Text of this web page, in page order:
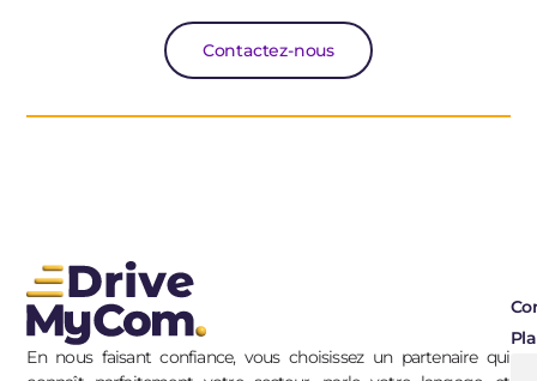
Contactez-nous
En nous faisant confiance, vous choisissez un partenaire qui